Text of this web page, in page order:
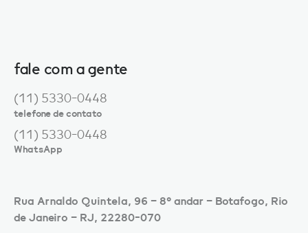
fale com a gente
(11) 5330-0448
telefone de contato
(11) 5330-0448
WhatsApp
Rua Arnaldo Quintela, 96 – 8º andar – Botafogo, Rio
de Janeiro – RJ, 22280-070